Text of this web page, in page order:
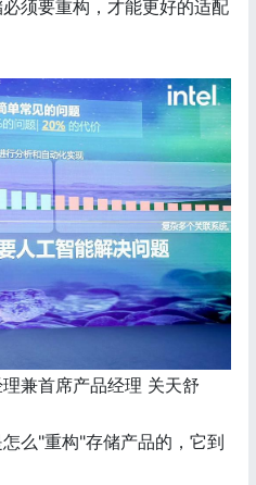
须要重构，才能更好的适配
兼首席产品经理 关天舒
么"重构"存储产品的，它到